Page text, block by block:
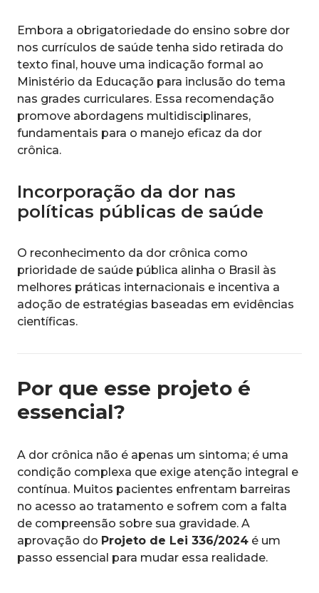
Embora a obrigatoriedade do ensino sobre dor
nos currículos de saúde tenha sido retirada do
texto final, houve uma indicação formal ao
Ministério da Educação para inclusão do tema
nas grades curriculares. Essa recomendação
promove abordagens multidisciplinares,
fundamentais para o manejo eficaz da dor
crônica.
Incorporação da dor nas
políticas públicas de saúde
O reconhecimento da dor crônica como
prioridade de saúde pública alinha o Brasil às
melhores práticas internacionais e incentiva a
adoção de estratégias baseadas em evidências
científicas.
Por que esse projeto é
essencial?
A dor crônica não é apenas um sintoma; é uma
condição complexa que exige atenção integral e
contínua. Muitos pacientes enfrentam barreiras
no acesso ao tratamento e sofrem com a falta
de compreensão sobre sua gravidade. A
aprovação do Projeto de Lei 336/2024 é um
passo essencial para mudar essa realidade.